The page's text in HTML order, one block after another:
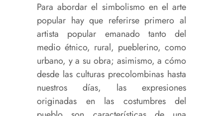
Para abordar el simbolismo en el arte
popular hay que referirse primero al
artista popular emanado tanto del
medio étnico, rural, pueblerino, como
urbano, y a su obra; asimismo, a cómo
desde las culturas precolombinas hasta
nuestros días, las expresiones
originadas en las costumbres del